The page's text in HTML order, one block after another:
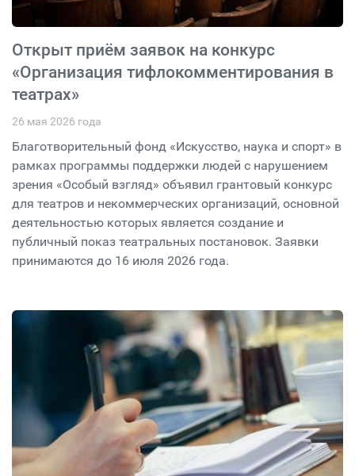
Открыт приём заявок на конкурс
«Организация тифлокомментирования в
театрах»
26 мая 2026 года
Благотворительный фонд «Искусство, наука и спорт» в
рамках программы поддержки людей с нарушением
зрения «Особый взгляд» объявил грантовый конкурс
для театров и некоммерческих организаций, основной
деятельностью которых является создание и
публичный показ театральных постановок. Заявки
принимаются до 16 июля 2026 года.